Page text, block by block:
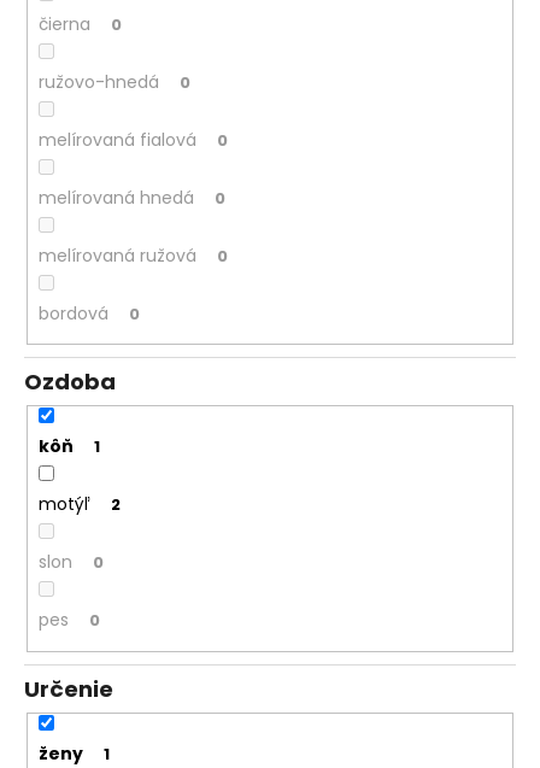
čierna 0
ružovo-hnedá 0
melírovaná fialová 0
melírovaná hnedá 0
melírovaná ružová 0
bordová 0
Ozdoba
kôň 1
motýľ 2
slon 0
pes 0
Určenie
ženy 1